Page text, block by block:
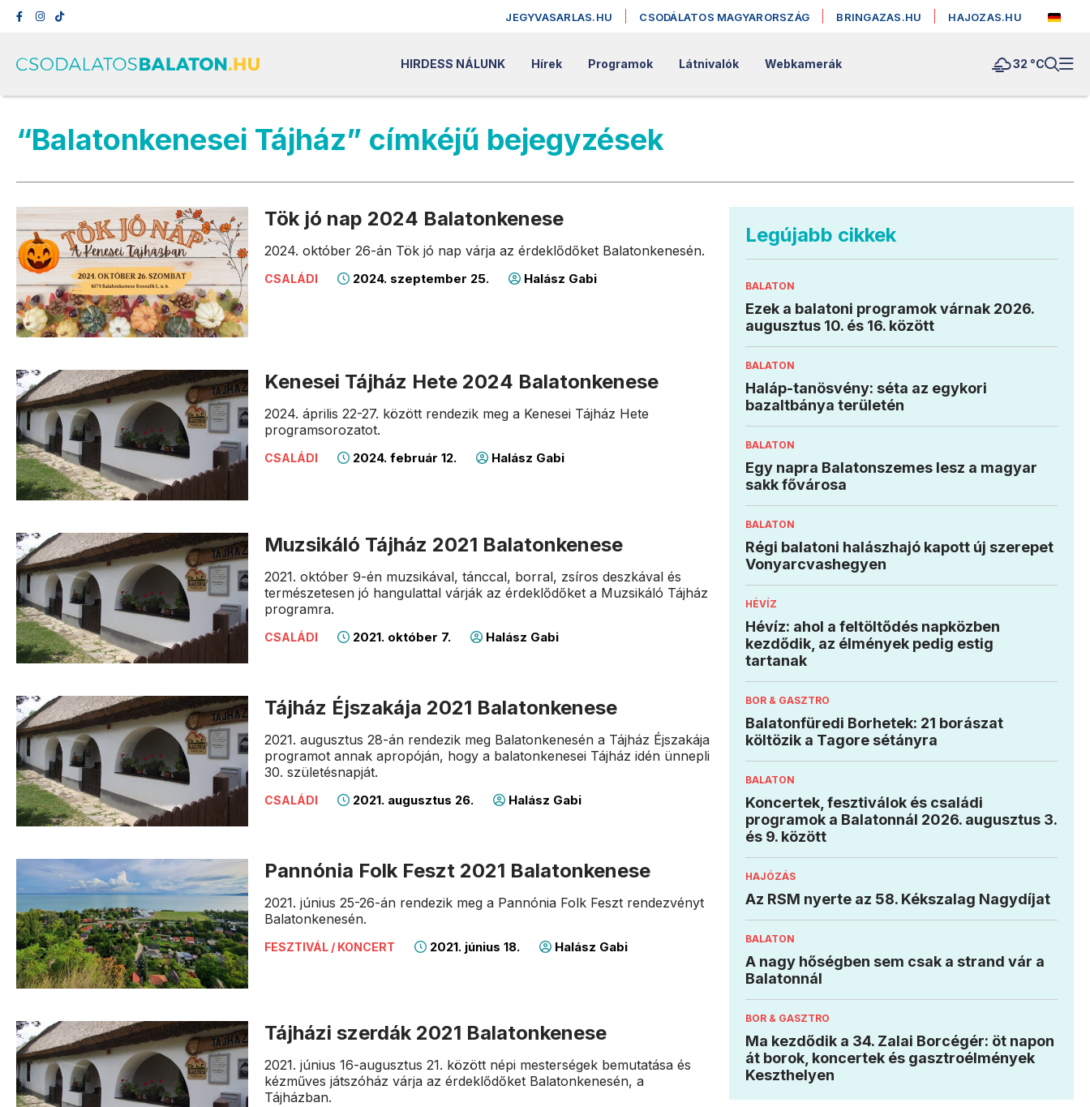
JEGYVASARLAS.HU CSODÁLATOS MAGYARORSZÁG BRINGAZAS.HU HAJOZAS.HU
HIRDESS NÁLUNK Hírek Programok Látnivalók Webkamerák 32 °C
“Balatonkenesei Tájház” címkéjű bejegyzések
Tök jó nap 2024 Balatonkenese
2024. október 26-án Tök jó nap várja az érdeklődőket Balatonkenesén.
CSALÁDI 2024. szeptember 25. Halász Gabi
Kenesei Tájház Hete 2024 Balatonkenese
2024. április 22-27. között rendezik meg a Kenesei Tájház Hete
programsorozatot.
CSALÁDI 2024. február 12. Halász Gabi
Muzsikáló Tájház 2021 Balatonkenese
2021. október 9-én muzsikával, tánccal, borral, zsíros deszkával és
természetesen jó hangulattal várják az érdeklődőket a Muzsikáló Tájház
programra.
CSALÁDI 2021. október 7. Halász Gabi
Tájház Éjszakája 2021 Balatonkenese
2021. augusztus 28-án rendezik meg Balatonkenesén a Tájház Éjszakája
programot annak apropóján, hogy a balatonkenesei Tájház idén ünnepli
30. születésnapját.
CSALÁDI 2021. augusztus 26. Halász Gabi
Pannónia Folk Feszt 2021 Balatonkenese
2021. június 25-26-án rendezik meg a Pannónia Folk Feszt rendezvényt
Balatonkenesén.
FESZTIVÁL / KONCERT 2021. június 18. Halász Gabi
Tájházi szerdák 2021 Balatonkenese
2021. június 16-augusztus 21. között népi mesterségek bemutatása és
kézműves játszóház várja az érdeklődőket Balatonkenesén, a
Tájházban.
Legújabb cikkek
BALATON
Ezek a balatoni programok várnak 2026.
augusztus 10. és 16. között
BALATON
Haláp-tanösvény: séta az egykori
bazaltbánya területén
BALATON
Egy napra Balatonszemes lesz a magyar
sakk fővárosa
BALATON
Régi balatoni halászhajó kapott új szerepet
Vonyarcvashegyen
HÉVÍZ
Hévíz: ahol a feltöltődés napközben
kezdődik, az élmények pedig estig
tartanak
BOR & GASZTRO
Balatonfüredi Borhetek: 21 borászat
költözik a Tagore sétányra
BALATON
Koncertek, fesztiválok és családi
programok a Balatonnál 2026. augusztus 3.
és 9. között
HAJÓZÁS
Az RSM nyerte az 58. Kékszalag Nagydíjat
BALATON
A nagy hőségben sem csak a strand vár a
Balatonnál
BOR & GASZTRO
Ma kezdődik a 34. Zalai Borcégér: öt napon
át borok, koncertek és gasztroélmények
Keszthelyen